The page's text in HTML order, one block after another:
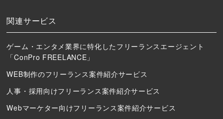
関連サービス
ゲーム・エンタメ業界に特化したフリーランスエージェント
「ConPro FREELANCE」
WEB制作のフリーランス案件紹介サービス
人事・採用向けフリーランス案件紹介サービス
Webマーケター向けフリーランス案件紹介サービス